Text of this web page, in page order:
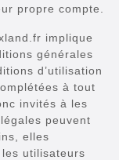
propre compte.
implique
générales
d’utilisation
à tout
invités à les
peuvent
elles
utilisateurs